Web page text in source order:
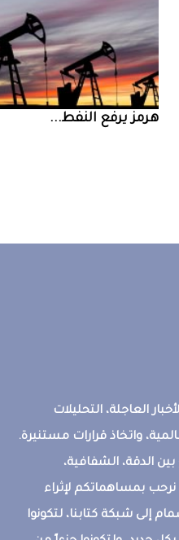
‮‬هرمز‮‬‭ ‬يرفع‭ ‬النفط‭ ...
العاجلة، التحليلات
واتخاذ قرارات مستنيرة.
الدقة، الشفافية،
نرحب بمساهماتكم لإثراء
إلى شبكة كتابنا، لتكونوا